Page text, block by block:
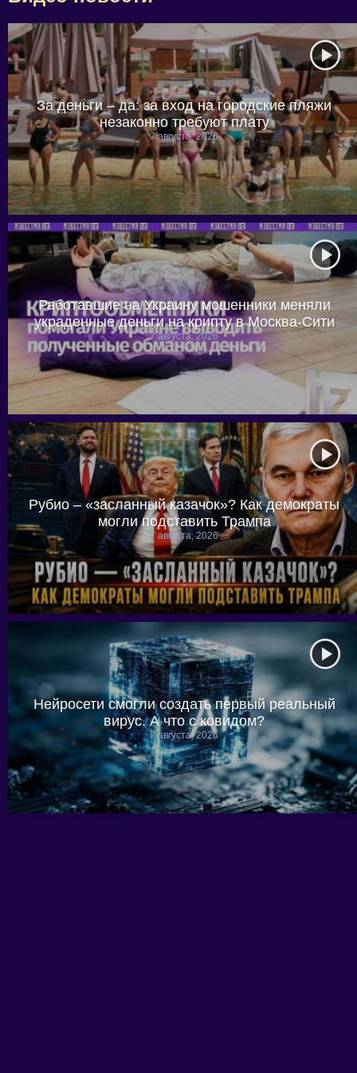
За деньги – да: за вход на городские пляжи
незаконно требуют плату
7 августа, 2026
Работавшие на Украину мошенники меняли
украденные деньги на крипту в Москва-Сити
7 августа, 2026
Рубио – «засланный казачок»? Как демократы
могли подставить Трампа
7 августа, 2026
Нейросети смогли создать первый реальный
вирус. А что с ковидом?
7 августа, 2026